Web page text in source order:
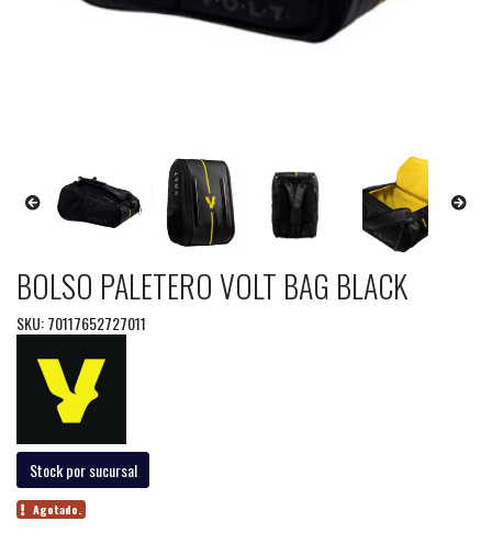
BOLSO PALETERO VOLT BAG BLACK
SKU: 70117652727011
Stock por sucursal
Agotado.